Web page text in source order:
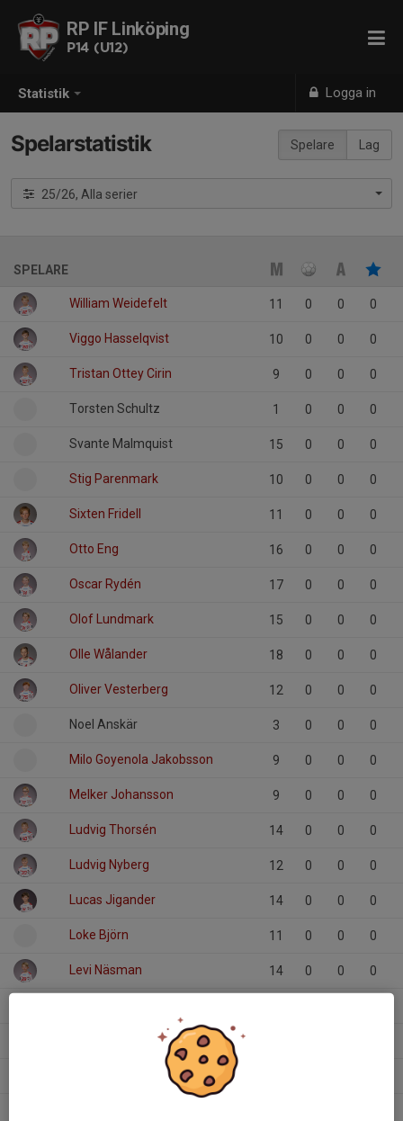
Statistik Logga in
RP IF Linköping
P14 (U12)
Spelare Lag
Spelarstatistik
25/26, Alla serier
SPELARE
William Weidefelt 11 0 0 0
Viggo Hasselqvist 10 0 0 0
Tristan Ottey Cirin 9 0 0 0
Torsten Schultz 1 0 0 0
Svante Malmquist 15 0 0 0
Stig Parenmark 10 0 0 0
Sixten Fridell 11 0 0 0
Otto Eng 16 0 0 0
Oscar Rydén 17 0 0 0
Olof Lundmark 15 0 0 0
Olle Wålander 18 0 0 0
Oliver Vesterberg 12 0 0 0
Noel Anskär 3 0 0 0
Milo Goyenola Jakobsson 9 0 0 0
Melker Johansson 9 0 0 0
Ludvig Thorsén 14 0 0 0
Ludvig Nyberg 12 0 0 0
Lucas Jigander 14 0 0 0
Loke Björn 11 0 0 0
Levi Näsman 14 0 0 0
Julian Hedenstierna